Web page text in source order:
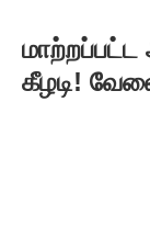
மாற்றப்பட்ட
கீழடி!